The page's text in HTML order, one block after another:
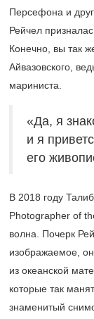
Персефона и
Рейчел
Конечно, вы так
Айвазовского,
мариниста.
«Да, я
и я
его
В 2018 году
Photographer of
волна. Почерк
изображаемое,
из океанской
которые так
знаменитый